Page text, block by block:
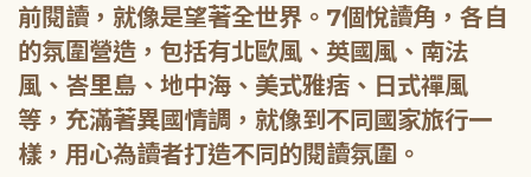
前閱讀，就像是望著全世界。7個悅讀角，各自
的氛圍營造，包括有北歐風、英國風、南法
風、峇里島、地中海、美式雅痞、日式禪風
等，充滿著異國情調，就像到不同國家旅行一
樣，用心為讀者打造不同的閱讀氛圍。